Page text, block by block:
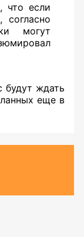
что если
могут
будут ждать
еще в